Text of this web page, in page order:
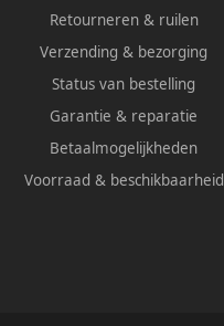
Retourneren & ruilen
Verzending & bezorging
Status van bestelling
Garantie & reparatie
Betaalmogelijkheden
Voorraad & beschikbaarheid